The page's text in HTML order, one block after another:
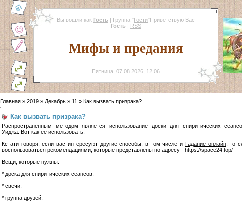
Вы вошли как Гость | Группа "Гости"Приветствую Вас
Гость | RSS
Мифы и предания
Пятница, 07.08.2026, 12:06
Главная » 2019 » Декабрь » 11 » Как вызвать призрака?
Как вызвать призрака?
Распространенным методом является использование доски для спиритических
Уиджа. Вот как ее использовать.
Кстати говоря, если вас интересуют другие способы, в том числе и Гадание онлайн, то
воспользоваться рекомендациями, которые представлены по адресу - https://space24.top/
Вещи, которые нужны:
* доска для спиритических сеансов,
* свечи,
* группа друзей,